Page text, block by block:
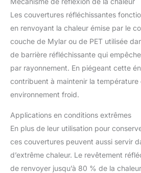
Les couvertures réfléchissantes
en renvoyant la chaleur émise par le
couche de Mylar ou de PET utilisée
de barrière réfléchissante qui
par rayonnement. En piégeant cette
contribuent à maintenir la température
environnement froid.
Applications en conditions extrêmes
En plus de leur utilisation pour
ces couvertures peuvent aussi servir
d’extrême chaleur. Le revêtement
de renvoyer jusqu’à 80 % de la